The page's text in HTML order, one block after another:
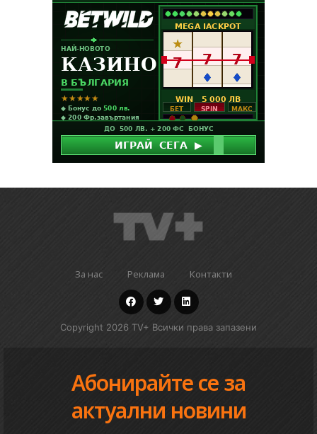
За нас Реклама Контакти
Copyright 2026 TV+ Всички права запазени
Абонирайте се за
актуални новини